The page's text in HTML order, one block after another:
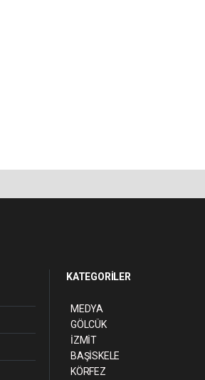
KATEGORİLER
MEDYA
GÖLCÜK
İZMİT
BAŞİSKELE
KÖRFEZ